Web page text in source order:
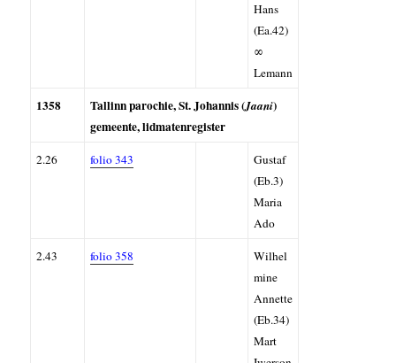
Hans
(Ea.42)
∞
Lemann
1358 Tallinn parochie, St. Johannis (Jaani)
gemeente, lidmatenregister
2.26 folio 343
Gustaf
(Eb.3)
Maria
Ado
2.43 folio 358
Wilhel
mine
Annette
(Eb.34)
Mart